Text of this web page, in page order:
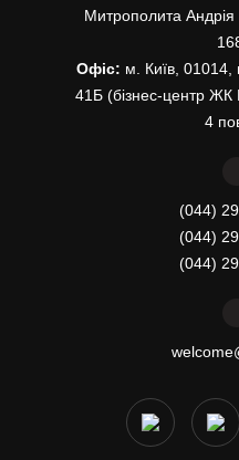
Митрополита
Офіс: м. Київ, 01014,
41Б (бізнес-центр ЖК
4
(044)
(044)
(044)